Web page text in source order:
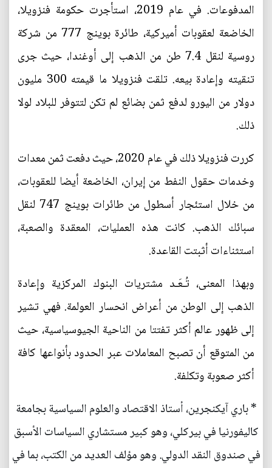
المدفوعات. في عام 2019، استأجرت حكومة فنزويلا،
الخاضعة لعقوبات أميركية، طائرة بوينج 777 من شركة
روسية لنقل 7.4 طن من الذهب إلى أوغندا، حيث جرى
تنقيته وإعادة بيعه. تلقت فنزويلا ما قيمته 300 مليون
دولار من اليورو لدفع ثمن بضائع لم تكن لتتوفر للبلاد لولا
ذلك.
كررت فنزويلا ذلك في عام 2020، حيث دفعت ثمن معدات
وخدمات حقول النفط من إيران، الخاضعة أيضا للعقوبات،
من خلال استئجار أسطول من طائرات بوينج 747 لنقل
سبائك الذهب. كانت هذه العمليات، المعقدة والصعبة،
استثناءات أثبتت القاعدة.
وبهذا المعنى، تُـعَـد مشتريات البنوك المركزية وإعادة
الذهب إلى الوطن من أعراض انحسار العولمة. فهي تشير
إلى ظهور عالم أكثر تفتتا من الناحية الجيوسياسية، حيث
من المتوقع أن تصبح المعاملات عبر الحدود بأنواعها كافة
أكثر صعوبة وتكلفة.
* باري آيكنجرين، أستاذ الاقتصاد والعلوم السياسية بجامعة
كاليفورنيا في بيركلي، وهو كبير مستشاري السياسات الأسبق
في صندوق النقد الدولي. وهو مؤلف العديد من الكتب، بما في